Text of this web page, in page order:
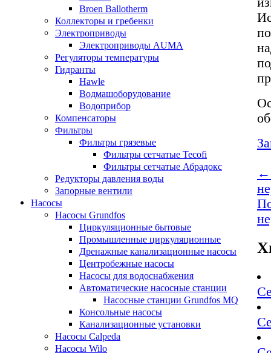
Broen Ballotherm
Коллекторы и гребенки
Электроприводы
Электроприводы AUMA
Регуляторы температуры
Гидранты
Hawle
Водмашоборудование
Водоприбор
Компенсаторы
Фильтры
Фильтры грязевые
Фильтры сетчатые Tecofi
Фильтры сетчатые Абрадокс
Редукторы давления воды
Запорные вентили
Насосы
Насосы Grundfos
Циркуляционные бытовые
Промышленные циркуляционные
Дренажные канализационные насосы
Центробежные насосы
Насосы для водоснабжения
Автоматические насосные станции
Насосные станции Grundfos MQ
Консольные насосы
Канализационные установки
Насосы Calpeda
Насосы Wilo
←